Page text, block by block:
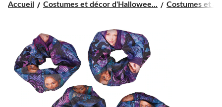
pour
Accueil Costumes et décor d'Hallowee... Costumes et